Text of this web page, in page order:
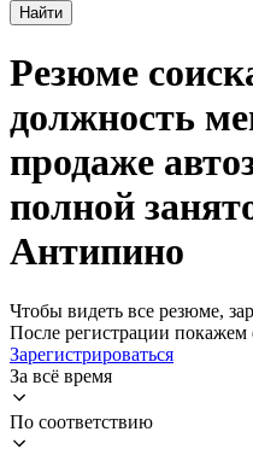
Найти
Резюме
должность
продаже
полной
Антипино
Чтобы видеть все резюме,
После регистрации
Зарегистрироваться
За всё время
По соответствию